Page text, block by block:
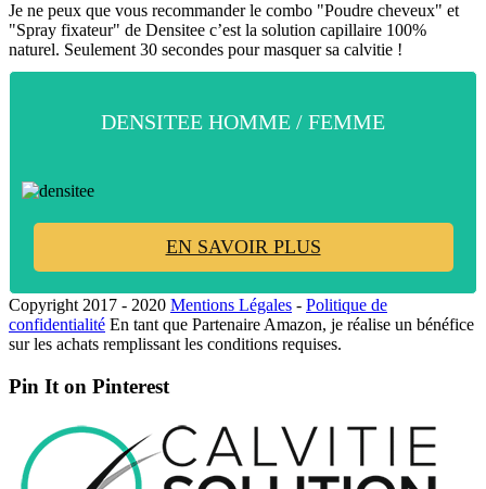
Je ne peux que vous recommander le combo "Poudre cheveux" et
"Spray fixateur" de Densitee c’est la solution capillaire 100%
naturel. Seulement 30 secondes pour masquer sa calvitie !
DENSITEE HOMME / FEMME
EN SAVOIR PLUS
Copyright 2017 - 2020 Mentions Légales - Politique de
confidentialité En tant que Partenaire Amazon, je réalise un bénéfice
sur les achats remplissant les conditions requises.
Pin It on Pinterest